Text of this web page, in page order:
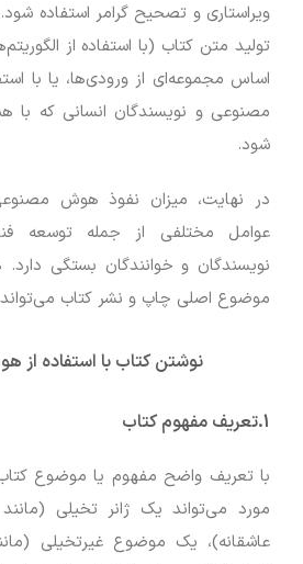
ویراستاری و تصحیح گرامر استفاده
تولید متن کتاب (با استفاده از
اساس مجموعه‌ای از ورودی‌ها، یا با
مصنوعی و نویسندگان انسانی که با
شود.
در نهایت، میزان نفوذ هوش
نویسندگان و خوانندگان بستگی
موضوع اصلی چاپ و نشر کتاب
نوشتن کتاب با استفاده
1. تعریف مفهوم کتاب
با تعریف واضح مفهوم یا موضوع
مورد می‌تواند یک ژانر تخیلی
عاشقانه)، یک موضوع غیرتخیلی